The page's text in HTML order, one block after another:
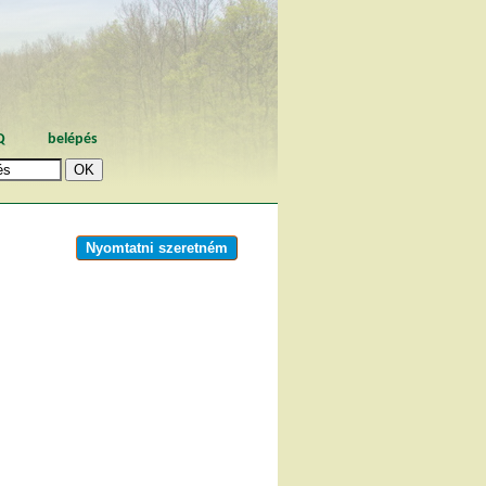
belépés
Nyomtatni szeretném